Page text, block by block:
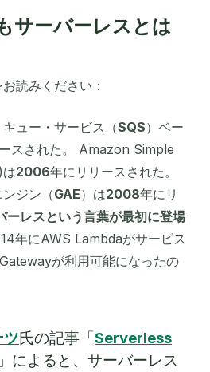
サーバーレスとは
読みください：
ュー・サービス（SQS）ベー
スされた。 Amazon Simple
)は2006年にリリースされた。
ジン（GAE）は2008年にリ
ーレスという言葉が最初に登場
年にAWS Lambdaがサービス
が利用可能になったの
ツ氏の記事「Serverless
」によると、サーバーレス